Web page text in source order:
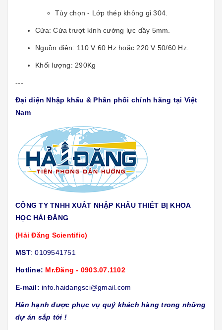
Tùy chọn - Lớp thép không gỉ 304.
Cửa: Cửa trượt kính cường lực dầy 5mm.
Nguồn điện: 110 V 60 Hz hoặc 220 V 50/60 Hz.
Khối lượng: 290Kg
---
Đại diện Nhập khẩu & Phân phối chính hãng tại Việt
Nam
CÔNG TY TNHH XUẤT NHẬP KHẨU THIẾT BỊ KHOA
HỌC HẢI ĐĂNG
(Hải Đăng Scientific)
MST: 0109541751
Hotline: Mr.Đăng - 0903.07.1102
E-mail: info.haidangsci@gmail.com
Hân hạnh được phục vụ quý khách hàng trong những
dự án sắp tới !